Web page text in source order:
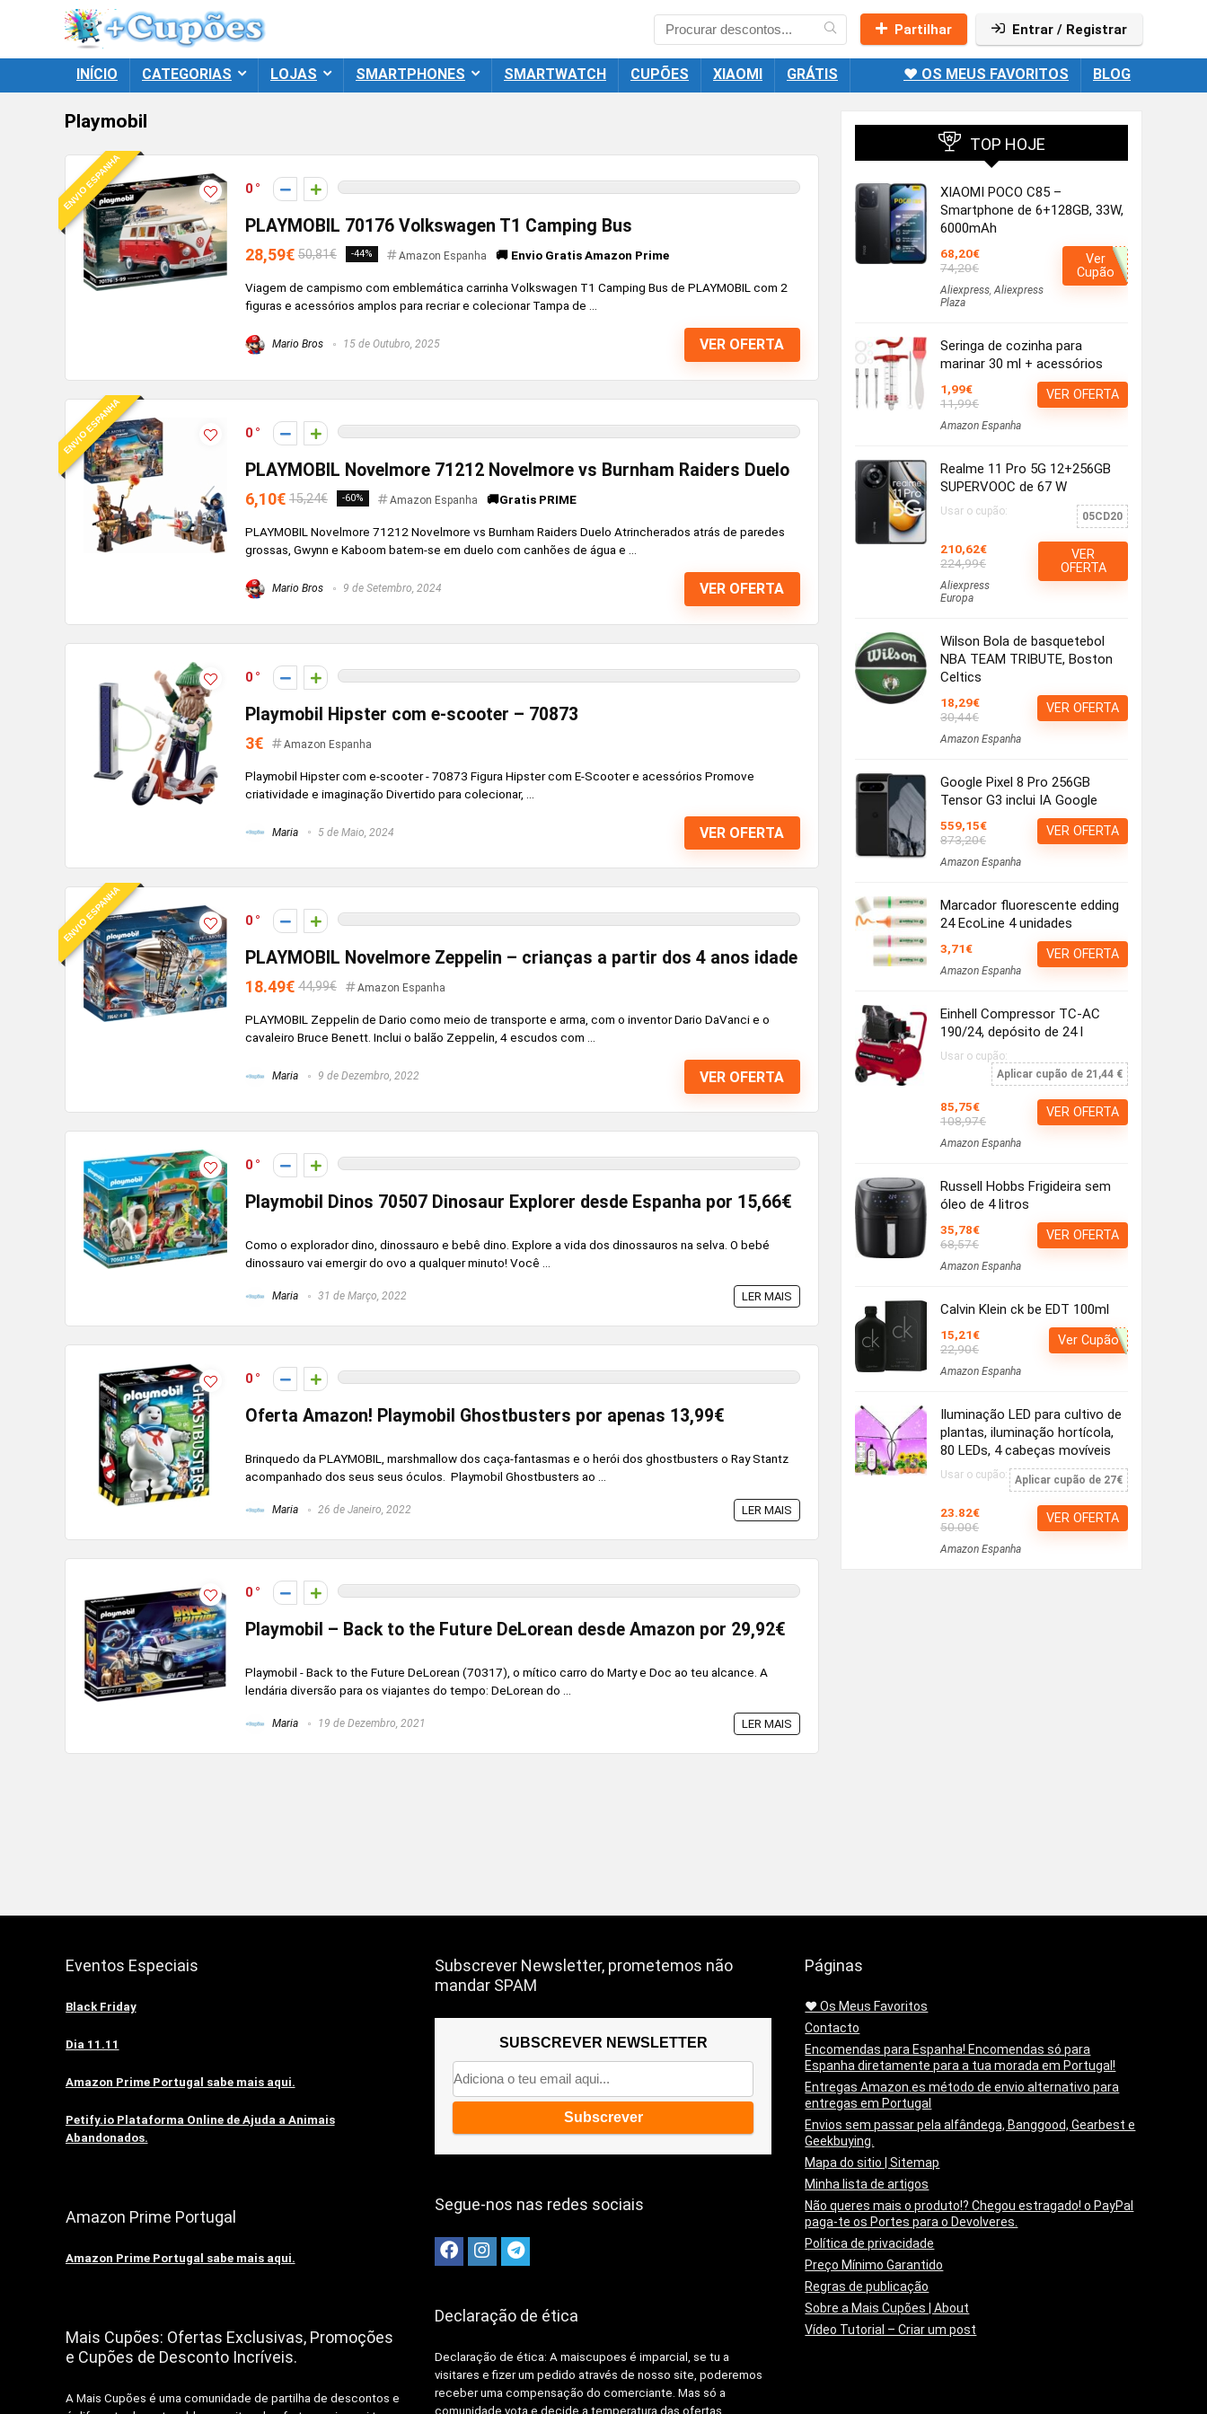
Partilhar Entrar / Registrar
INÍCIO CATEGORIAS LOJAS SMARTPHONES SMARTWATCH CUPÕES XIAOMI GRÁTIS ❤️ OS MEUS FAVORITOS BLOG
Playmobil
ENVIO ESPANHA 0
PLAYMOBIL 70176 Volkswagen T1 Camping Bus
28,59€ 50,81€ -44% Amazon Espanha 🚚 Envio Gratis Amazon Prime
Viagem de campismo com emblemática carrinha Volkswagen T1 Camping Bus de PLAYMOBIL com 2
figuras e acessórios amplos para recriar e colecionar Tampa de ...
Mario Bros 15 de Outubro, 2025 VER OFERTA
ENVIO ESPANHA 0
PLAYMOBIL Novelmore 71212 Novelmore vs Burnham Raiders Duelo
6,10€ 15,24€ -60% Amazon Espanha 🚚Gratis PRIME
PLAYMOBIL Novelmore 71212 Novelmore vs Burnham Raiders Duelo Atrincherados atrás de paredes
grossas, Gwynn e Kaboom batem-se em duelo com canhões de água e ...
Mario Bros 9 de Setembro, 2024 VER OFERTA
0
Playmobil Hipster com e-scooter – 70873
3€ Amazon Espanha
Playmobil Hipster com e-scooter - 70873 Figura Hipster com E-Scooter e acessórios Promove
criatividade e imaginação Divertido para colecionar, ...
Maria 5 de Maio, 2024 VER OFERTA
ENVIO ESPANHA 0
PLAYMOBIL Novelmore Zeppelin – crianças a partir dos 4 anos idade
18.49€ 44,99€ Amazon Espanha
PLAYMOBIL Zeppelin de Dario como meio de transporte e arma, com o inventor Dario DaVanci e o
cavaleiro Bruce Benett. Inclui o balão Zeppelin, 4 escudos com ...
Maria 9 de Dezembro, 2022 VER OFERTA
0
Playmobil Dinos 70507 Dinosaur Explorer desde Espanha por 15,66€
Como o explorador dino, dinossauro e bebê dino. Explore a vida dos dinossauros na selva. O bebé
dinossauro vai emergir do ovo a qualquer minuto! Você ...
Maria 31 de Março, 2022 LER MAIS
0
Oferta Amazon! Playmobil Ghostbusters por apenas 13,99€
Brinquedo da PLAYMOBIL, marshmallow dos caça-fantasmas e o herói dos ghostbusters o Ray Stantz
acompanhado dos seus seus óculos. Playmobil Ghostbusters ao ...
Maria 26 de Janeiro, 2022 LER MAIS
0
Playmobil – Back to the Future DeLorean desde Amazon por 29,92€
Playmobil - Back to the Future DeLorean (70317), o mítico carro do Marty e Doc ao teu alcance. A
lendária diversão para os viajantes do tempo: DeLorean do ...
Maria 19 de Dezembro, 2021 LER MAIS
TOP HOJE
XIAOMI POCO C85 –
Smartphone de 6+128GB, 33W,
6000mAh
68,20€
74,20€
Aliexpress,Aliexpress
Plaza
Ver
Cupão
Seringa de cozinha para
marinar 30 ml + acessórios
1,99€
11,99€
Amazon Espanha
VER OFERTA
Realme 11 Pro 5G 12+256GB
SUPERVOOC de 67 W
Usar o cupão: 05CD20
210,62€
224,99€
Aliexpress
Europa
VER
OFERTA
Wilson Bola de basquetebol
NBA TEAM TRIBUTE, Boston
Celtics
18,29€
30,44€
Amazon Espanha
VER OFERTA
Google Pixel 8 Pro 256GB
Tensor G3 inclui IA Google
559,15€
873,20€
Amazon Espanha
VER OFERTA
Marcador fluorescente edding
24 EcoLine 4 unidades
3,71€
Amazon Espanha
VER OFERTA
Einhell Compressor TC-AC
190/24, depósito de 24 l
Usar o cupão:
Aplicar cupão de 21,44 €
85,75€
108,97€
Amazon Espanha
VER OFERTA
Russell Hobbs Frigideira sem
óleo de 4 litros
35,78€
68,57€
Amazon Espanha
VER OFERTA
Calvin Klein ck be EDT 100ml
15,21€
22,90€
Amazon Espanha
Ver Cupão
Iluminação LED para cultivo de
plantas, iluminação hortícola,
80 LEDs, 4 cabeças movíveis
Usar o cupão: Aplicar cupão de 27€
23.82€
50.00€
Amazon Espanha
VER OFERTA
Eventos Especiais
Black Friday
Dia 11.11
Amazon Prime Portugal sabe mais aqui.
Petify.io Plataforma Online de Ajuda a Animais
Abandonados.
Amazon Prime Portugal
Amazon Prime Portugal sabe mais aqui.
Mais Cupões: Ofertas Exclusivas, Promoções
e Cupões de Desconto Incríveis.
A Mais Cupões é uma comunidade de partilha de descontos e
Subscrever Newsletter, prometemos não
mandar SPAM
SUBSCREVER NEWSLETTER
Segue-nos nas redes sociais
Declaração de ética
Declaração de ética: Amaiscupoes é imparcial, se tu a
visitares e fizer um pedido através de nosso site, poderemos
receber uma compensação do comerciante. Mas só a
comunidade vota e decide a temperatura das ofertas,
Páginas
❤️ Os Meus Favoritos
Contacto
Encomendas para Espanha! Encomendas só para
Espanha diretamente para a tua morada em Portugal!
Entregas Amazon.es método de envio alternativo para
entregas em Portugal
Envios sem passar pela alfândega, Banggood, Gearbest e
Geekbuying.
Mapa do sitio | Sitemap
Minha lista de artigos
Não queres mais o produto!? Chegou estragado! o PayPal
paga-te os Portes para o Devolveres.
Política de privacidade
Preço Mínimo Garantido
Regras de publicação
Sobre a Mais Cupões | About
Vídeo Tutorial – Criar um post